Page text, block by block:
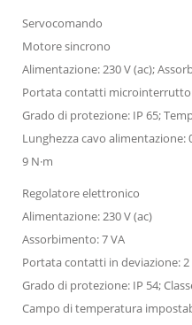
Servocomando
Motore sincrono
Alimentazione: 230 V (ac);
Portata contatti
Grado di protezione: IP 65;
Lunghezza cavo
9 N·m
Regolatore elettronico
Alimentazione: 230 V (ac)
Assorbimento: 7 VA
Portata contatti in deviazione: 2
Grado di protezione: IP 54;
Campo di temperatura